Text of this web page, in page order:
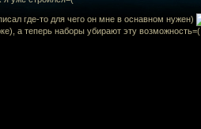
где-то для чего он мне в оснавном нужен)
а теперь наборы убирают эту возможность=(